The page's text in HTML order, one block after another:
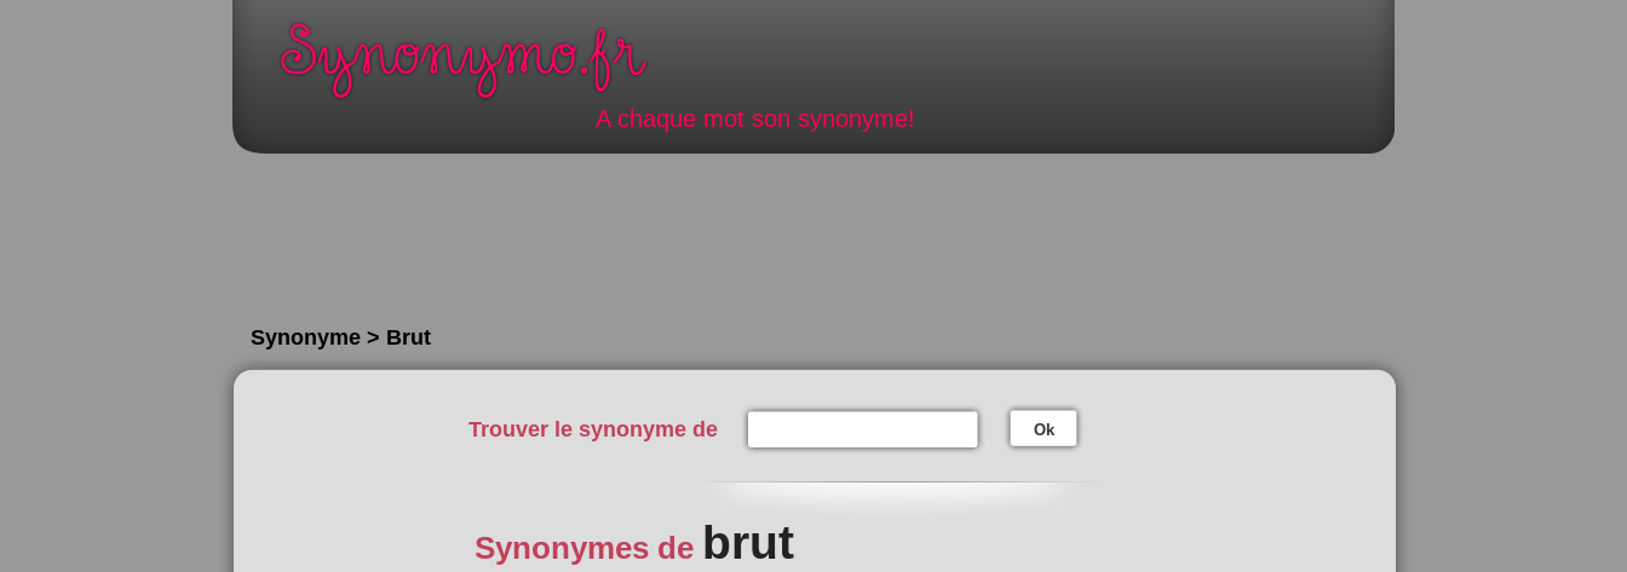
A chaque mot son synonyme!
Synonyme > Brut
Trouver le synonyme de Ok
Synonymes de brut